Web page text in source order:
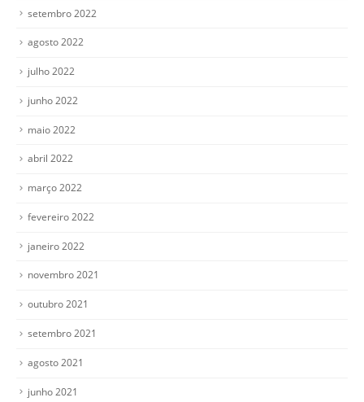
setembro 2022
agosto 2022
julho 2022
junho 2022
maio 2022
abril 2022
março 2022
fevereiro 2022
janeiro 2022
novembro 2021
outubro 2021
setembro 2021
agosto 2021
junho 2021